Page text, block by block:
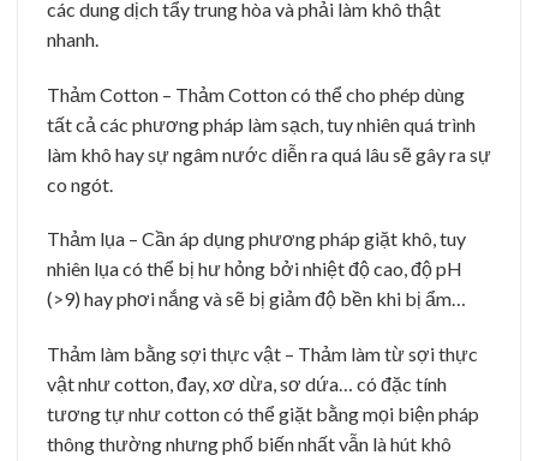
các dung dịch tẩy trung hòa và phải làm khô thật
nhanh.
Thảm Cotton – Thảm Cotton có thể cho phép dùng
tất cả các phương pháp làm sạch, tuy nhiên quá trình
làm khô hay sự ngâm nước diễn ra quá lâu sẽ gây ra sự
co ngót.
Thảm lụa – Cần áp dụng phương pháp giặt khô, tuy
nhiên lụa có thể bị hư hỏng bởi nhiệt độ cao, độ pH
(>9) hay phơi nắng và sẽ bị giảm độ bền khi bị ẩm…
Thảm làm bằng sợi thực vật – Thảm làm từ sợi thực
vật như cotton, đay, xơ dừa, sơ dứa… có đặc tính
tương tự như cotton có thể giặt bằng mọi biện pháp
thông thường nhưng phổ biến nhất vẫn là hút khô